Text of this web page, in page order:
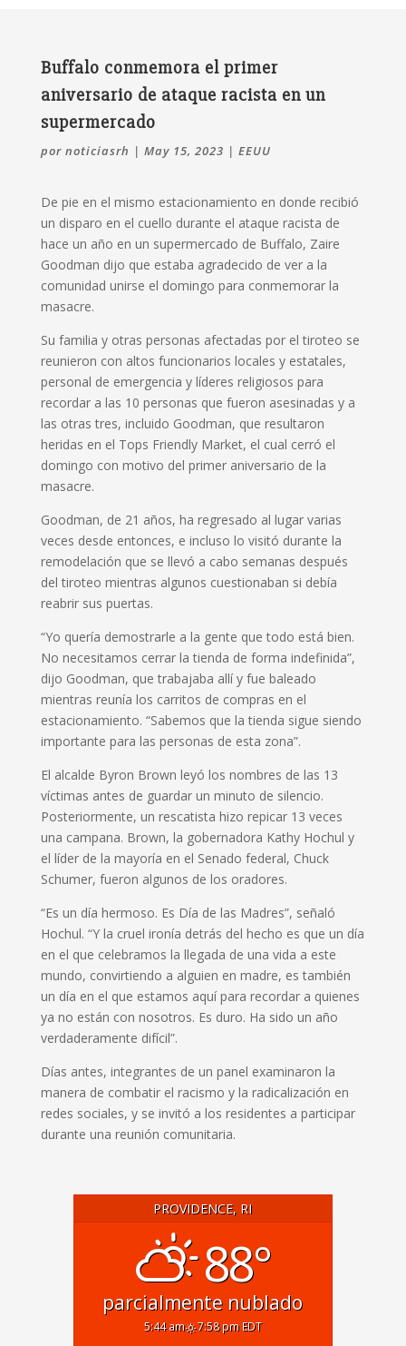
Buffalo conmemora el primer
aniversario de ataque racista en un
supermercado
por noticiasrh | May 15, 2023 | EEUU
De pie en el mismo estacionamiento en donde recibió
un disparo en el cuello durante el ataque racista de
hace un año en un supermercado de Buffalo, Zaire
Goodman dijo que estaba agradecido de ver a la
comunidad unirse el domingo para conmemorar la
masacre.
Su familia y otras personas afectadas por el tiroteo se
reunieron con altos funcionarios locales y estatales,
personal de emergencia y líderes religiosos para
recordar a las 10 personas que fueron asesinadas y a
las otras tres, incluido Goodman, que resultaron
heridas en el Tops Friendly Market, el cual cerró el
domingo con motivo del primer aniversario de la
masacre.
Goodman, de 21 años, ha regresado al lugar varias
veces desde entonces, e incluso lo visitó durante la
remodelación que se llevó a cabo semanas después
del tiroteo mientras algunos cuestionaban si debía
reabrir sus puertas.
“Yo quería demostrarle a la gente que todo está bien.
No necesitamos cerrar la tienda de forma indefinida”,
dijo Goodman, que trabajaba allí y fue baleado
mientras reunía los carritos de compras en el
estacionamiento. “Sabemos que la tienda sigue siendo
importante para las personas de esta zona”.
El alcalde Byron Brown leyó los nombres de las 13
víctimas antes de guardar un minuto de silencio.
Posteriormente, un rescatista hizo repicar 13 veces
una campana. Brown, la gobernadora Kathy Hochul y
el líder de la mayoría en el Senado federal, Chuck
Schumer, fueron algunos de los oradores.
“Es un día hermoso. Es Día de las Madres”, señaló
Hochul. “Y la cruel ironía detrás del hecho es que un día
en el que celebramos la llegada de una vida a este
mundo, convirtiendo a alguien en madre, es también
un día en el que estamos aquí para recordar a quienes
ya no están con nosotros. Es duro. Ha sido un año
verdaderamente difícil”.
Días antes, integrantes de un panel examinaron la
manera de combatir el racismo y la radicalización en
redes sociales, y se invitó a los residentes a participar
durante una reunión comunitaria.
PROVIDENCE, RI
88°
parcialmente nublado
5:44 am 7:58 pm EDT